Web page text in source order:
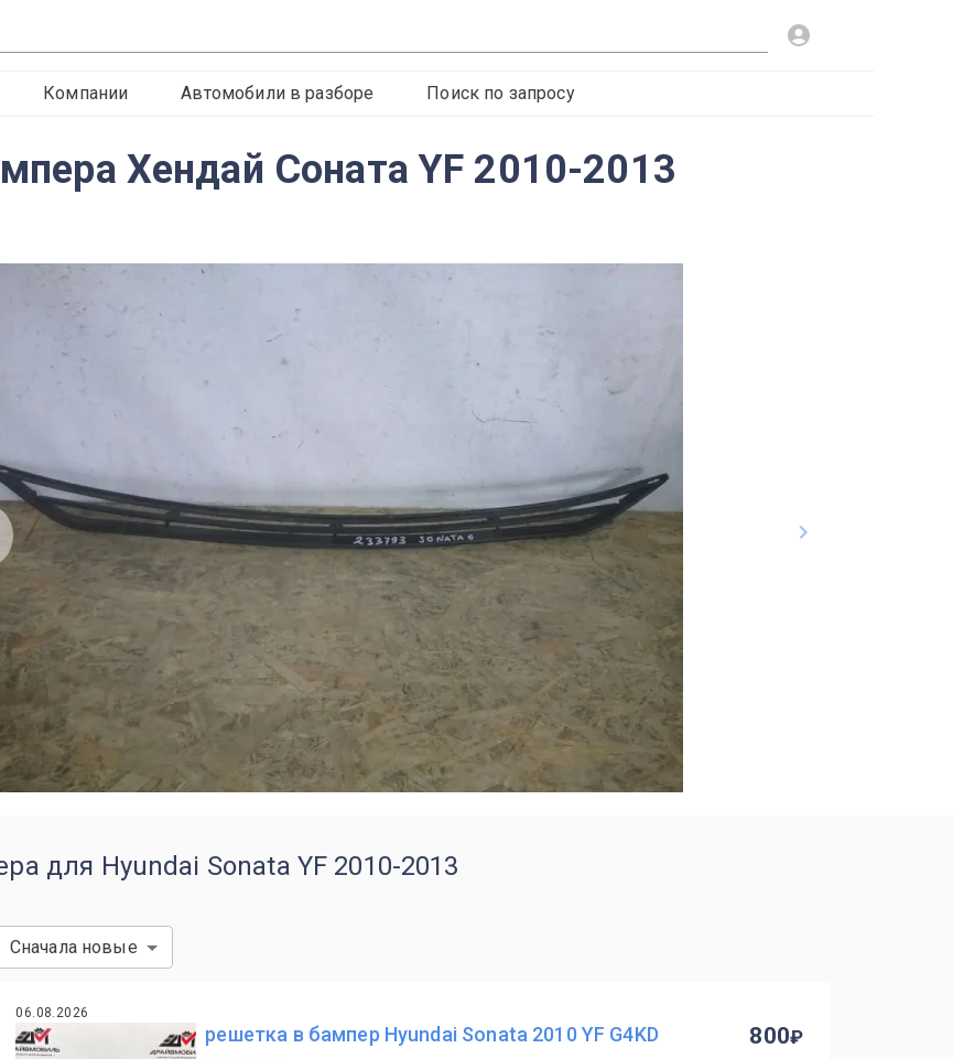
Компании Автомобили в разборе Поиск по запросу
Хендай Соната YF 2010-2013
для Hyundai Sonata YF 2010-2013
Сначала новые
06.08.2026
решетка в бампер Hyundai Sonata 2010 YF G4KD 800